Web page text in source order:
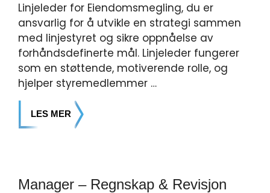
Linjeleder for Eiendomsmegling, du er
ansvarlig for å utvikle en strategi sammen
med linjestyret og sikre oppnåelse av
forhåndsdefinerte mål. Linjeleder fungerer
som en støttende, motiverende rolle, og
hjelper styremedlemmer …
LES MER
Manager – Regnskap & Revisjon